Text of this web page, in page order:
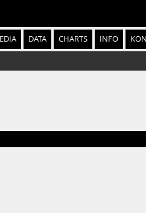
DATA CHARTS INFO